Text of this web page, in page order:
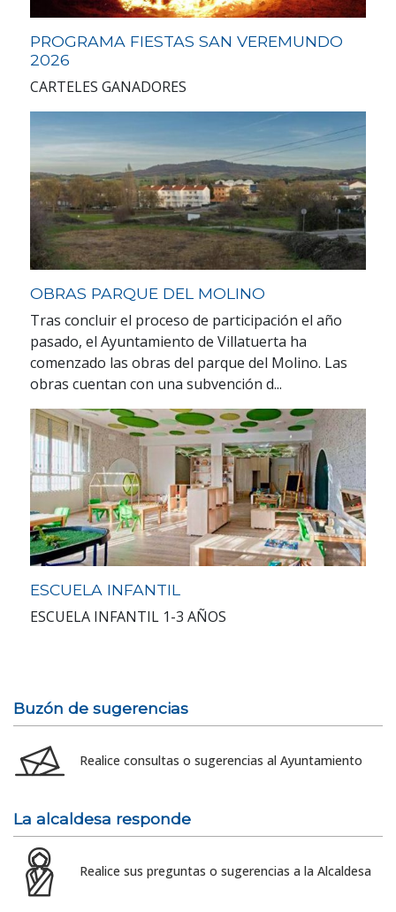
PROGRAMA FIESTAS SAN VEREMUNDO
2026
CARTELES GANADORES
OBRAS PARQUE DEL MOLINO
Tras concluir el proceso de participación el año
pasado, el Ayuntamiento de Villatuerta ha
comenzado las obras del parque del Molino. Las
obras cuentan con una subvención d...
ESCUELA INFANTIL
ESCUELA INFANTIL 1-3 AÑOS
Buzón de sugerencias
Realice consultas o sugerencias al Ayuntamiento
La alcaldesa responde
Realice sus preguntas o sugerencias a la Alcaldesa